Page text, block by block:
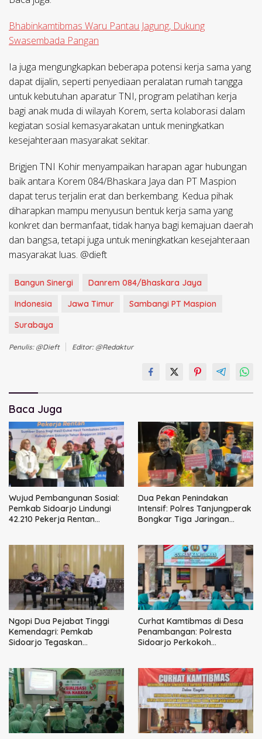
Bhabinkamtibmas Waru Pantau Jagung, Dukung
Swasembada Pangan
Ia juga mengungkapkan beberapa potensi kerja sama yang
dapat dijalin, seperti penyediaan peralatan rumah tangga
untuk kebutuhan aparatur TNI, program pelatihan kerja
bagi anak muda di wilayah Korem, serta kolaborasi dalam
kegiatan sosial kemasyarakatan untuk meningkatkan
kesejahteraan masyarakat sekitar.
Brigjen TNI Kohir menyampaikan harapan agar hubungan
baik antara Korem 084/Bhaskara Jaya dan PT Maspion
dapat terus terjalin erat dan berkembang. Kedua pihak
diharapkan mampu menyusun bentuk kerja sama yang
konkret dan bermanfaat, tidak hanya bagi kemajuan daerah
dan bangsa, tetapi juga untuk meningkatkan kesejahteraan
masyarakat luas. @dieft
Bangun Sinergi
Danrem 084/Bhaskara Jaya
Indonesia
Jawa Timur
Sambangi PT Maspion
Surabaya
Penulis: @dieft Editor: @redaktur
Baca Juga
Wujud Pembangunan Sosial:
Pemkab Sidoarjo Lindungi
42.210 Pekerja Rentan
Dua Pekan Penindakan
Intensif: Polres Tanjungperak
Bongkar Tiga Jaringan
Ngopi Dua Pejabat Tinggi
Kemendagri: Pemkab
Sidoarjo Tegaskan
Curhat Kamtibmas di Desa
Penambangan: Polresta
Sidoarjo Perkokoh